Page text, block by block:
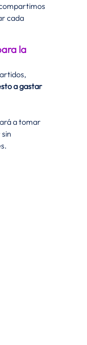
cada
la
a gastar
a tomar